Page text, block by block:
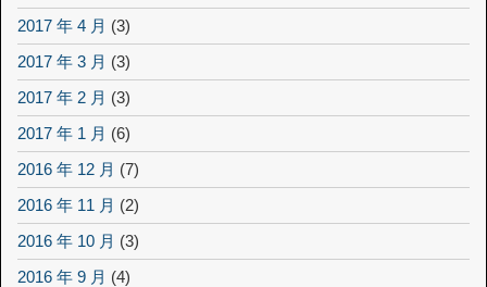
2017 年 4 月 (3)
2017 年 3 月 (3)
2017 年 2 月 (3)
2017 年 1 月 (6)
2016 年 12 月 (7)
2016 年 11 月 (2)
2016 年 10 月 (3)
2016 年 9 月 (4)